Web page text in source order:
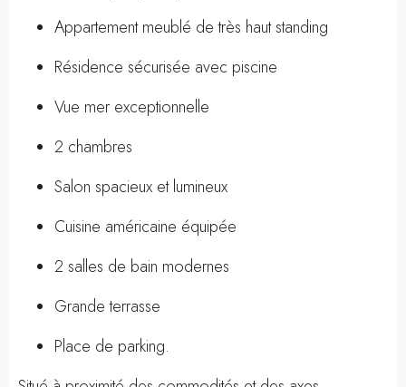
Appartement meublé de très haut standing
Résidence sécurisée avec piscine
Vue mer exceptionnelle
2 chambres
Salon spacieux et lumineux
Cuisine américaine équipée
2 salles de bain modernes
Grande terrasse
Place de parking.